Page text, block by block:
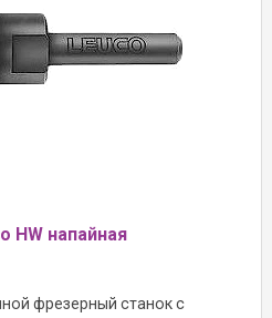
HW напайная
фрезерный станок с